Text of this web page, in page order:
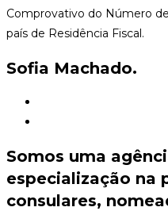
Comprovativo do Número
país de Residência Fiscal.
Sofia Machado.
Somos uma
especialização na
consulares,